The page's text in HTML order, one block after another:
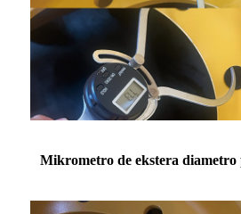
Mikrometro de ekstera diametro